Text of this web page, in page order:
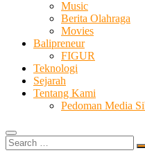
Music
Berita Olahraga
Movies
Balipreneur
FIGUR
Teknologi
Sejarah
Tentang Kami
Pedoman Media
Search
…